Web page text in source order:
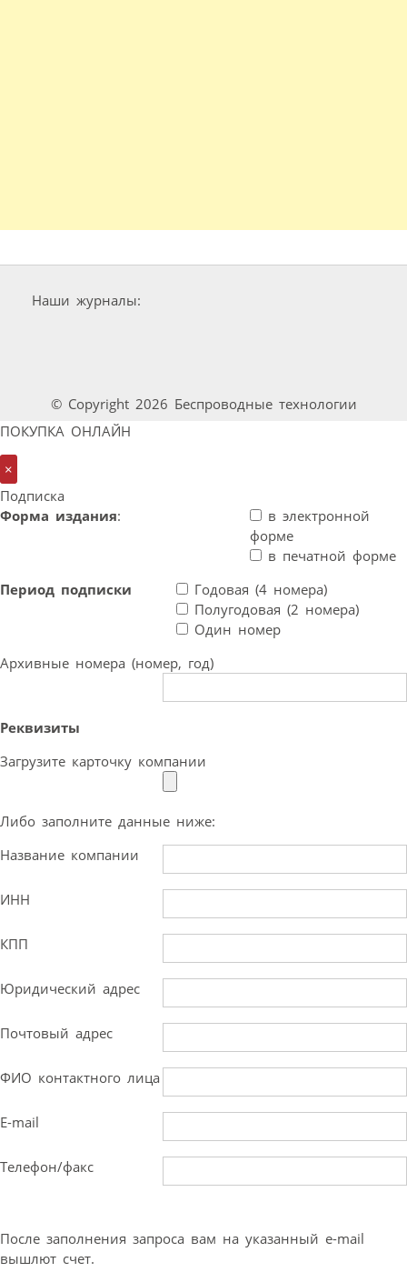
Наши журналы:
© Copyright 2026 Беспроводные технологии
ПОКУПКА ОНЛАЙН
×
Подписка
Форма издания:
в электронной
форме
в печатной форме
Период подписки
Годовая (4 номера)
Полугодовая (2 номера)
Один номер
Архивные номера (номер, год)
Реквизиты
Загрузите карточку компании
Либо заполните данные ниже:
Название компании
ИНН
КПП
Юридический адрес
Почтовый адрес
ФИО контактного лица
E-mail
Телефон/факс
После заполнения запроса вам на указанный e-mail
вышлют счет.